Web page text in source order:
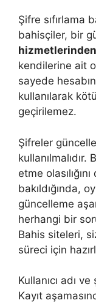
Şifre sıfırlama
bahisçiler, bir
hizmetlerinden
kendilerine ait
sayede
kullanılarak
geçirilemez.
Şifreler
etme
bakıldığında,
güncelleme
herhangi bir
Bahis siteleri,
süreci için
Kullanıcı adı
Kayıt